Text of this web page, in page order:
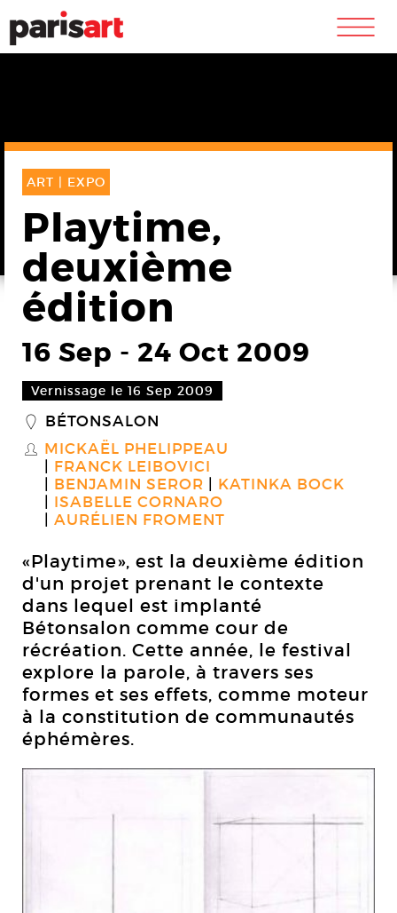
m
ART | EXPO
Playtime,
deuxième
édition
16 Sep - 24 Oct 2009
Vernissage le 16 Sep 2009
_ BÉTONSALON
S MICKAËL PHELIPPEAU
FRANCK LEIBOVICI
BENJAMIN SEROR
KATINKA BOCK
ISABELLE CORNARO
AURÉLIEN FROMENT
«Playtime», est la deuxième édition
d'un projet prenant le contexte
dans lequel est implanté
Bétonsalon comme cour de
récréation. Cette année, le festival
explore la parole, à travers ses
formes et ses effets, comme moteur
à la constitution de communautés
éphémères.